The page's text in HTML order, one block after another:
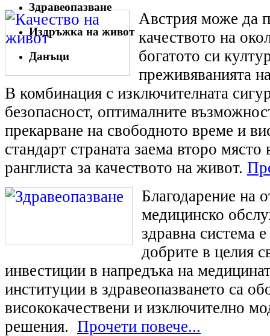
Здравеопазване
Издръжка на живот
Данъци
Австрия може да
качеството на
богатото си
преживяванията
В комбинация с изключителната
безопасност, оптималните
прекарване на свободното време и
стандарт страната заема второ място
ранглиста за качеството на живот.
Благодарение на
медицинско
здравна система
добрите в целия
инвестиции в напредъка на
институции в здравеопазването са
висококачествени и изключително
решения. Прочети повече...